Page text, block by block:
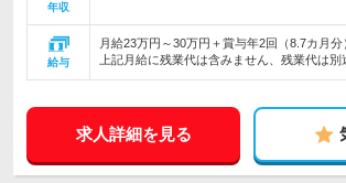
年収
給与
月給23万円～30万円＋賞与年2回（8.7カ月
上記月給に残業代は含みません、残業代は別
求人詳細を見る